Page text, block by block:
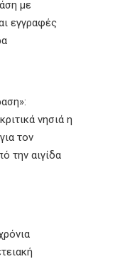
με
εγγραφές
νησιά η
τον
την αιγίδα